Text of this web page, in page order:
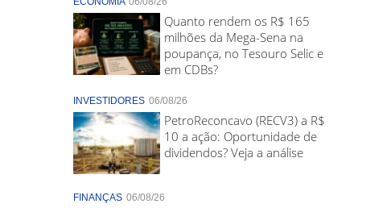
Quanto rendem os R$ 165
milhões da Mega-Sena na
poupança, no Tesouro Selic e
em CDBs?
INVESTIDORES 06/08/26
PetroReconcavo (RECV3) a R$
10 a ação: Oportunidade de
dividendos? Veja a análise
FINANÇAS 06/08/26